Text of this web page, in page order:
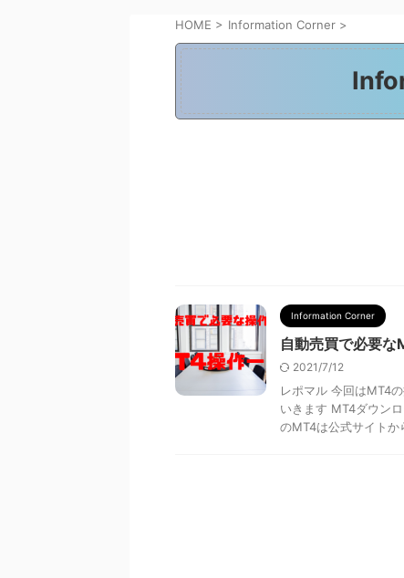
HOME > Information Corner >
Information Corner
自動売買で必要な
2021/7/12
レポマル 今回はMT4
いきます MT4ダウン
のMT4は公式サイトか